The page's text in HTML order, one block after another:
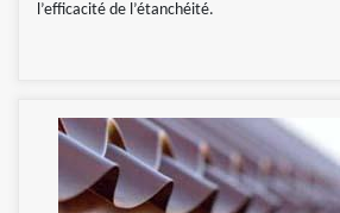
l’efficacité de l’étanchéité.